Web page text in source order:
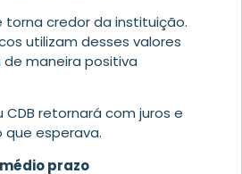
torna credor da instituição.
utilizam desses valores
maneira positiva
CDB retornará com juros e
esperava.
prazo